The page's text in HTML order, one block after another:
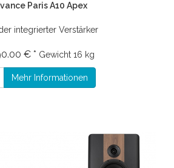
Paris A10 Apex
integrierter Verstärker
€ * Gewicht 16 kg
Mehr Informationen